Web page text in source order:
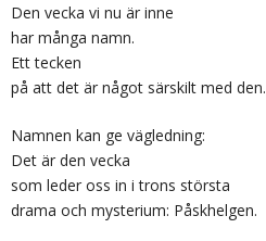
Den vecka vi nu är inne
har många namn.
Ett tecken
på att det är något särskilt med den.
Namnen kan ge vägledning:
Det är den vecka
som leder oss in i trons största
drama och mysterium: Påskhelgen.